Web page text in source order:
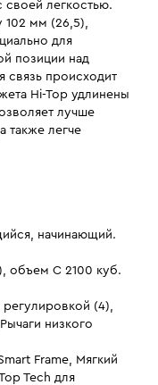
своей легкостью.
102 мм (26,5),
для
позиции над
связь происходит
Hi-Top удлинены
лучше
также легче
начинающий.
объем C 2100 куб.
(4),
низкого
Frame, Мягкий
Tech для